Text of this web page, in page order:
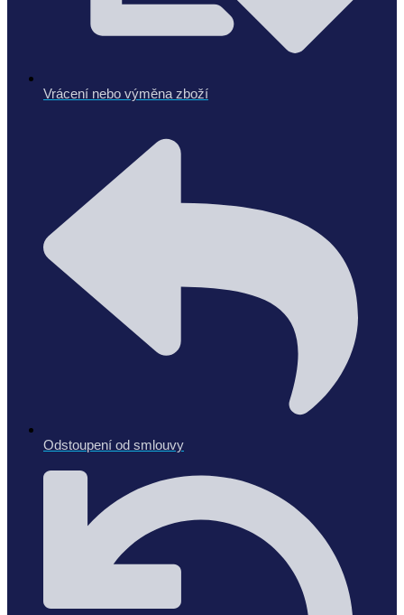
Vrácení nebo výměna zboží
Odstoupení od smlouvy